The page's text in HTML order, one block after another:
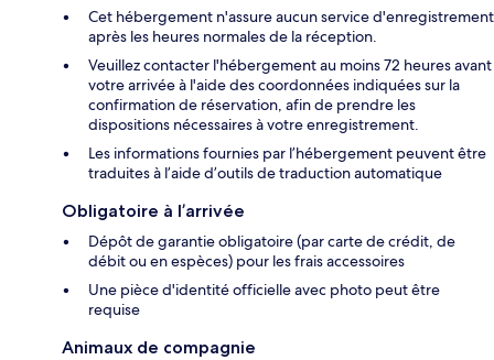
Cet hébergement n'assure aucun service d'enregistrement
après les heures normales de la réception.
Veuillez contacter l'hébergement au moins 72 heures avant
votre arrivée à l'aide des coordonnées indiquées sur la
confirmation de réservation, afin de prendre les
dispositions nécessaires à votre enregistrement.
Les informations fournies par l’hébergement peuvent être
traduites à l’aide d’outils de traduction automatique
Obligatoire à l’arrivée
Dépôt de garantie obligatoire (par carte de crédit, de
débit ou en espèces) pour les frais accessoires
Une pièce d'identité officielle avec photo peut être
requise
Animaux de compagnie